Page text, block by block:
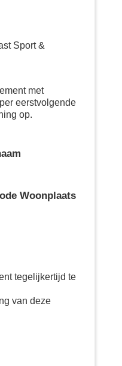
Sport &
met
eerstvolgende
op.
Woonplaats
tegelijkertijd te
van deze